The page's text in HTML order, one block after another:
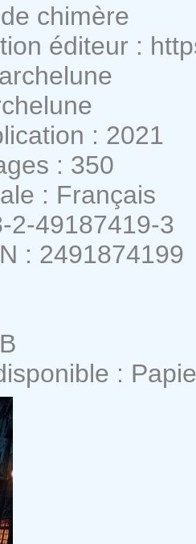
chimère
éditeur :
: 2021
: 350
: Français
2-49187419-3
: 2491874199
: